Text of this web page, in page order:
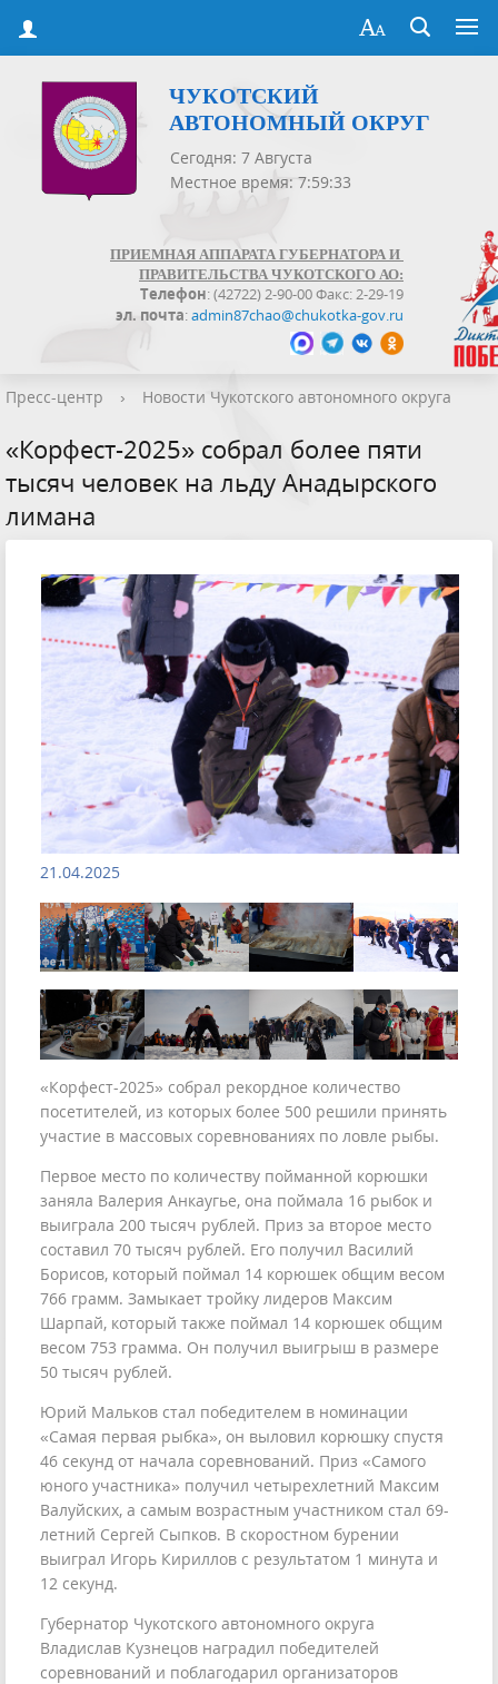
ЧУКОТСКИЙ
АВТОНОМНЫЙ ОКРУГ
Сегодня: 7 Августа
Местное время: 7:59:34
ПРИЕМНАЯ АППАРАТА ГУБЕРНАТОРА И
ПРАВИТЕЛЬСТВА ЧУКОТСКОГО АО:
Телефон: (42722) 2-90-00 Факс: 2-29-19
эл. почта:admin87chao@chukotka-gov.ru
Пресс-центр › Новости Чукотского автономного округа
«Корфест-2025» собрал более пяти
тысяч человек на льду Анадырского
лимана
21.04.2025
«Корфест-2025» собрал рекордное количество
посетителей, из которых более 500 решили принять
участие в массовых соревнованиях по ловле рыбы.
Первое место по количеству пойманной корюшки
заняла Валерия Анкаугье, она поймала 16 рыбок и
выиграла 200 тысяч рублей. Приз за второе место
составил 70 тысяч рублей. Его получил Василий
Борисов, который поймал 14 корюшек общим весом
766 грамм. Замыкает тройку лидеров Максим
Шарпай, который также поймал 14 корюшек общим
весом 753 грамма. Он получил выигрыш в размере
50 тысяч рублей.
Юрий Мальков стал победителем в номинации
«Самая первая рыбка», он выловил корюшку спустя
46 секунд от начала соревнований. Приз «Самого
юного участника» получил четырехлетний Максим
Валуйских, а самым возрастным участником стал 69-
летний Сергей Сыпков. В скоростном бурении
выиграл Игорь Кириллов с результатом 1 минута и
12 секунд.
Губернатор Чукотского автономного округа
Владислав Кузнецов наградил победителей
соревнований и поблагодарил организаторов